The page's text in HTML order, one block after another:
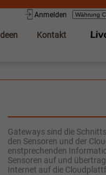
Anmelden
Kontakt
Gateways sind die
den Sensoren und der
enstprechenden
Sensoren auf und
Internet auf die